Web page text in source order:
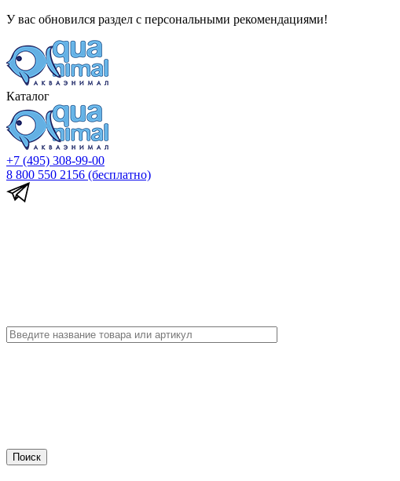
У вас обновился раздел с персональными рекомендациями!
Каталог
+7 (495) 308-99-00
8 800 550 2156 (бесплатно)